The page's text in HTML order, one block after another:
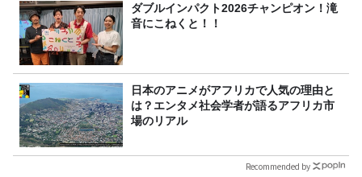
ダブルインパクト2026チャンピオン！滝
音にこねくと！！
日本のアニメがアフリカで人気の理由と
は？エンタメ社会学者が語るアフリカ市
場のリアル
Recommended by